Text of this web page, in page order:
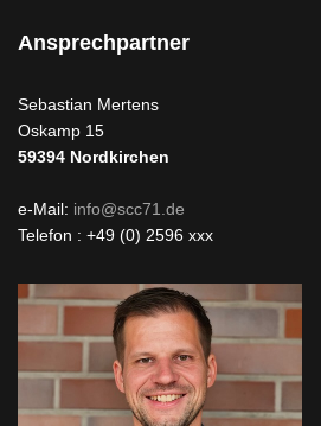
Ansprechpartner
Sebastian Mertens
Oskamp 15
59394 Nordkirchen
e-Mail: info@scc71.de
Telefon : +49 (0) 2596 xxx